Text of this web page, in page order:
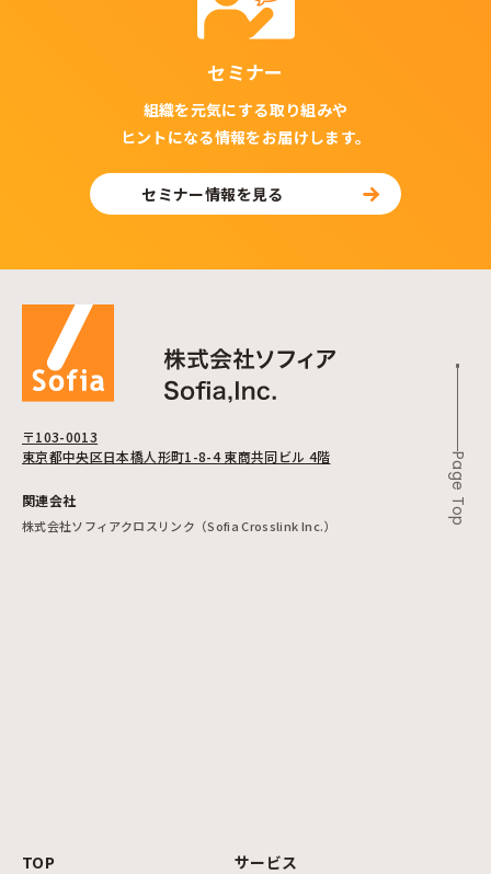
セミナー
組織を元気にする取り組みや
ヒントになる情報をお届けします。
セミナー情報を見る
〒103-0013
東京都中央区日本橋人形町1-8-4 東商共同ビル 4階
関連会社
株式会社ソフィアクロスリンク（Sofia Crosslink Inc.）
TOP
サービス
Page Top